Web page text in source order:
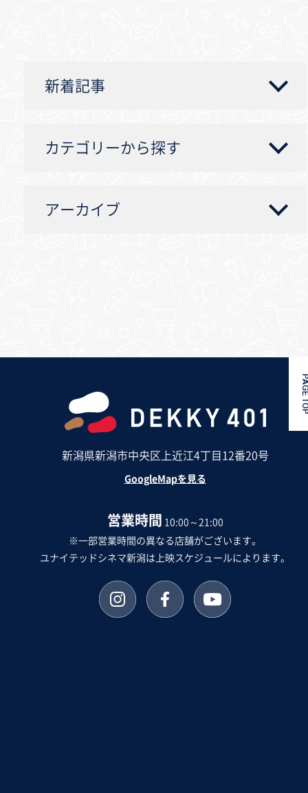
新着記事
カテゴリーから探す
アーカイブ
新潟県新潟市中央区上近江4丁目12番20号
GoogleMapを見る
営業時間 10:00～21:00
※一部営業時間の異なる店舗がございます。
ユナイテッドシネマ新潟は上映スケジュールによります。